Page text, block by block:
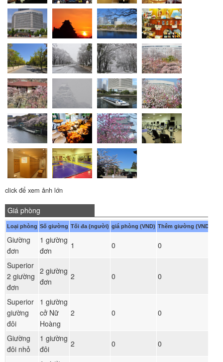
click để xem ảnh lớn
Giá phòng
Loại phòng Số giường Tối đa (người) giá phòng (VND) Thêm giường (VND)
Giường
đơn
1 giường
đơn
1 0 0
Superior
2 giường
đơn
2 giường
đơn
2 0 0
Superior
giường
đôi
1 giường
cở Nữ
Hoàng
2 0 0
Giường
đôi nhỏ
1 giường
đôi
2 0 0